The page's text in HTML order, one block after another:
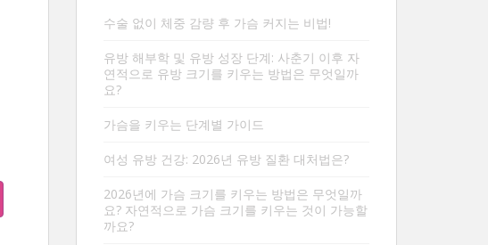
수술 없이 체중 감량 후 가슴 커지는 비법!
유방 해부학 및 유방 성장 단계: 사춘기 이후 자
연적으로 유방 크기를 키우는 방법은 무엇일까
요?
가슴을 키우는 단계별 가이드
여성 유방 건강: 2026년 유방 질환 대처법은?
2026년에 가슴 크기를 키우는 방법은 무엇일까
요? 자연적으로 가슴 크기를 키우는 것이 가능할
까요?